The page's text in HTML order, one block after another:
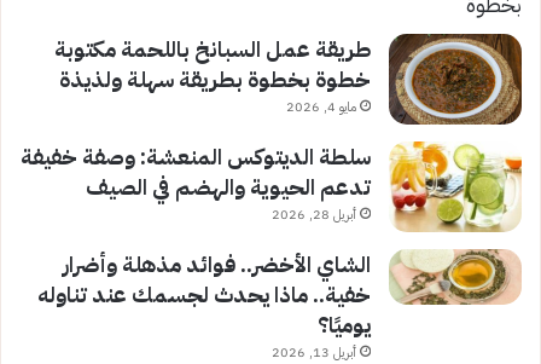
طريقة عمل السبانخ باللحمة مكتوبة
خطوة بخطوة بطريقة سهلة ولذيذة
مايو 4, 2026
سلطة الديتوكس المنعشة: وصفة خفيفة
تدعم الحيوية والهضم في الصيف
أبريل 28, 2026
الشاي الأخضر.. فوائد مذهلة وأضرار
خفية.. ماذا يحدث لجسمك عند تناوله
يوميًا؟
أبريل 13, 2026